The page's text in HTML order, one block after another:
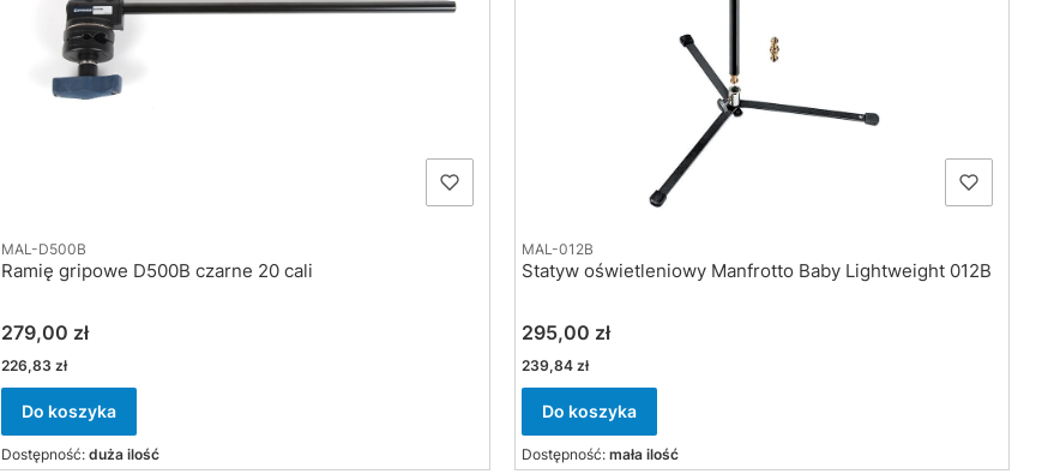
MAL-D500B
Ramię gripowe D500B czarne 20 cali
Cena
279,00 zł
Cena
226,83 zł
Do koszyka
Dostępność:duża ilość
MAL-012B
Statyw oświetleniowy Manfrotto Baby Lightweight 012B
Cena
295,00 zł
Cena
239,84 zł
Do koszyka
Dostępność: mała ilość